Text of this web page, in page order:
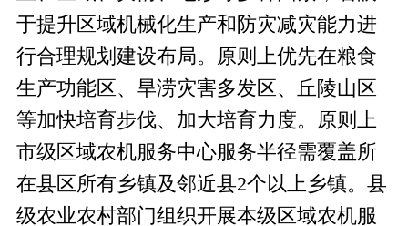
于提升区域机械化生产和防灾减灾能力进
行合理规划建设布局。原则上优先在粮食
生产功能区、旱涝灾害多发区、丘陵山区
等加快培育步伐、加大培育力度。原则上
市级区域农机服务中心服务半径需覆盖所
在县区所有乡镇及邻近县2个以上乡镇。县
级农业农村部门组织开展本级区域农机服